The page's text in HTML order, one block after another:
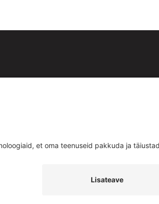
Kontakt